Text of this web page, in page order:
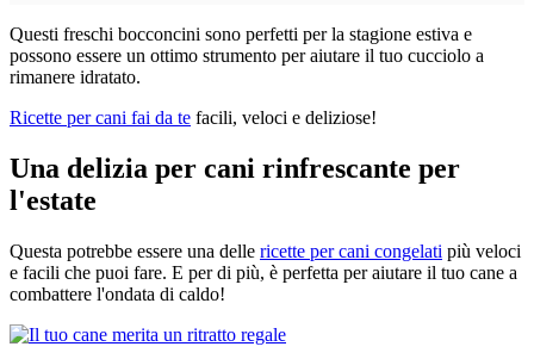
Questi freschi bocconcini sono perfetti per la stagione estiva e
possono essere un ottimo strumento per aiutare il tuo cucciolo a
rimanere idratato.
Ricette per cani fai da te facili, veloci e deliziose!
Una delizia per cani rinfrescante per
l'estate
Questa potrebbe essere una delle ricette per cani congelati più veloci
e facili che puoi fare. E per di più, è perfetta per aiutare il tuo cane a
combattere l'ondata di caldo!